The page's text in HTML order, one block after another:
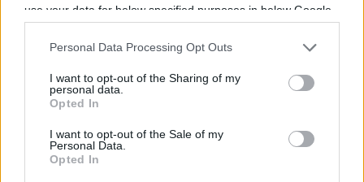
use your data for below specified purposes in below Google
consent section.
Personal Data Processing Opt Outs
I want to opt-out of the Sharing of my
personal data.
Opted In
I want to opt-out of the Sale of my
Personal Data.
Opted In
prématurés de sa carrière au
Stade
Toulousain. Sa vision reste résolument
tournée vers les défis à venir : "
moment, ça ne sert pas à grand-chose de
parler de ça puisque ma carrière n'est pas